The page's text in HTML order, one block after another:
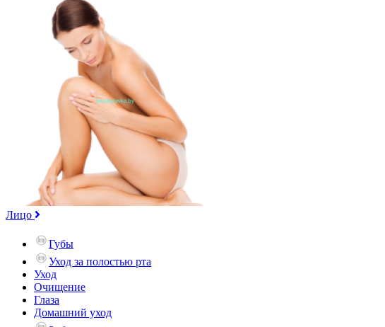
Лицо
Губы
Уход за полостью рта
Уход
Очищение
Глаза
Домашний уход